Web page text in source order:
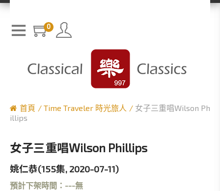
0
首頁 Time Traveler 時光旅人
女子三重唱Wilson Ph
illips
女子三重唱Wilson Phillips
姚仁恭(155集, 2020-07-11)
預計下架時間：---無